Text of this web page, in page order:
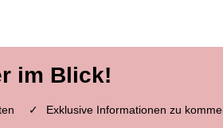
im Blick!
Exklusive Informationen zu